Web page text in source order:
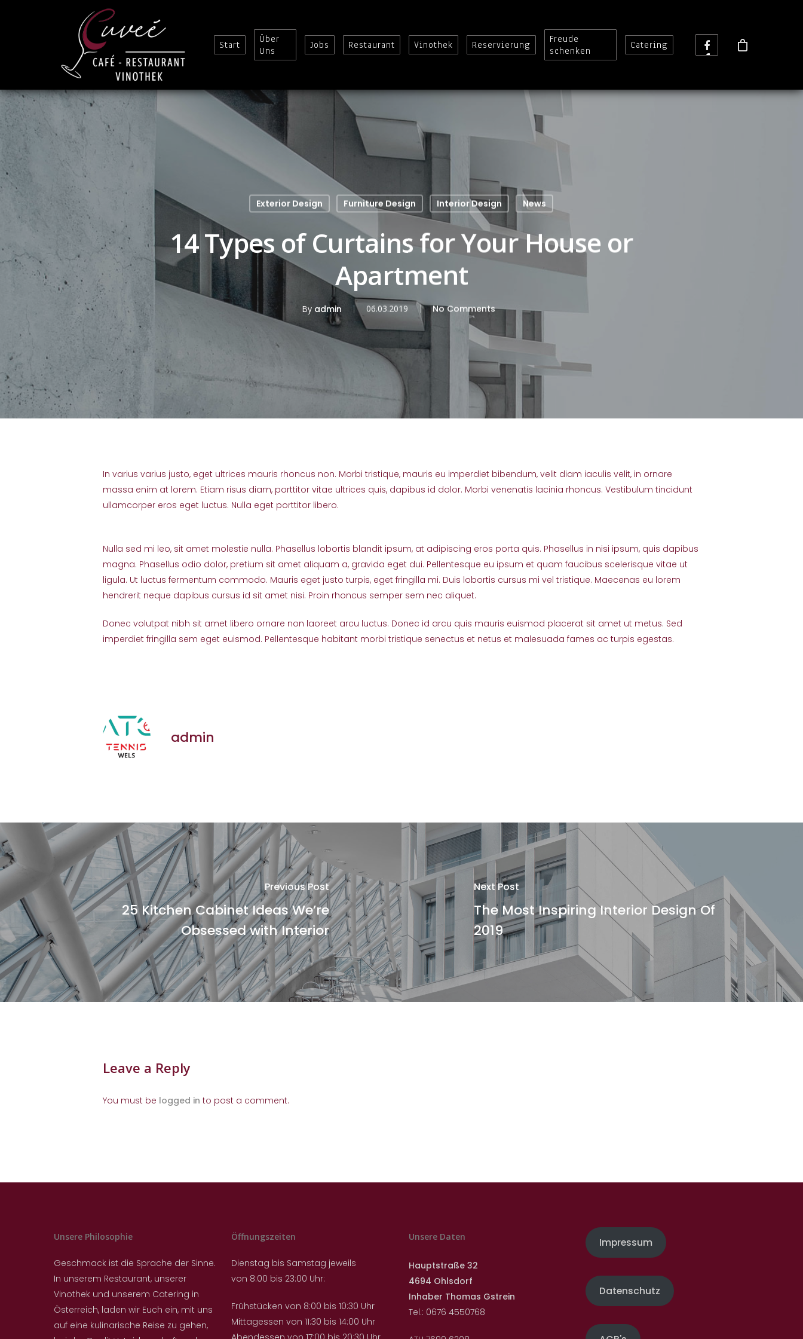
Start
Über
Uns
Jobs Restaurant Vinothek Reservierung
Freude
schenken
Catering
Exterior Design Furniture Design Interior Design News
14 Types of Curtains for Your House or
Apartment
By admin 06.03.2019 No Comments
In varius varius justo, eget ultrices mauris rhoncus non. Morbi tristique, mauris eu imperdiet bibendum, velit diam iaculis velit, in ornare
massa enim at lorem. Etiam risus diam, porttitor vitae ultrices quis, dapibus id dolor. Morbi venenatis lacinia rhoncus. Vestibulum tincidunt
ullamcorper eros eget luctus. Nulla eget porttitor libero.
Nulla sed mi leo, sit amet molestie nulla. Phasellus lobortis blandit ipsum, at adipiscing eros porta quis. Phasellus in nisi ipsum, quis dapibus
magna. Phasellus odio dolor, pretium sit amet aliquam a, gravida eget dui. Pellentesque eu ipsum et quam faucibus scelerisque vitae ut
ligula. Ut luctus fermentum commodo. Mauris eget justo turpis, eget fringilla mi. Duis lobortis cursus mi vel tristique. Maecenas eu lorem
hendrerit neque dapibus cursus id sit amet nisi. Proin rhoncus semper sem nec aliquet.
Donec volutpat nibh sit amet libero ornare non laoreet arcu luctus. Donec id arcu quis mauris euismod placerat sit amet ut metus. Sed
imperdiet fringilla sem eget euismod. Pellentesque habitant morbi tristique senectus et netus et malesuada fames ac turpis egestas.
admin
Previous Post
25 Kitchen Cabinet Ideas We’re
Obsessed with Interior
Next Post
The Most Inspiring Interior Design Of
2019
Leave a Reply
You must be logged in to post a comment.
Unsere Philosophie
Geschmack ist die Sprache der Sinne.
In unserem Restaurant, unserer
Vinothek und unserem Catering in
Österreich, laden wir Euch ein, mit uns
auf eine kulinarische Reise zu gehen,
Öffnungszeiten
Dienstag bis Samstag jeweils
von 8:00 bis 23:00 Uhr:
Frühstücken von 8:00 bis 10:30 Uhr
Mittagessen von 11:30 bis 14:00 Uhr
Unsere Daten
Hauptstraße 32
4694 Ohlsdorf
Inhaber Thomas Gstrein
Tel.: 0676 4550768
Impressum
Datenschutz